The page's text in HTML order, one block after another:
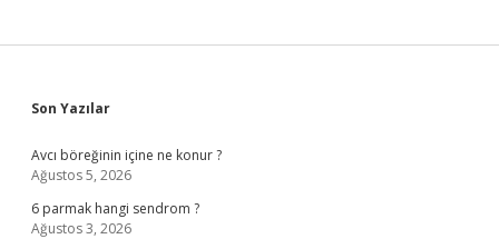
Sidebar
Son Yazılar
Avcı böreğinin içine ne konur ?
Ağustos 5, 2026
6 parmak hangi sendrom ?
Ağustos 3, 2026